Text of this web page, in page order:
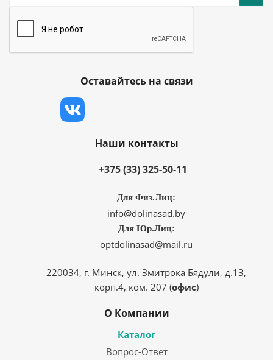
Оставайтесь на связи
Наши контакты
+375 (33) 325-50-11
Для Физ.Лиц:
info@dolinasad.by
Для Юр.Лиц:
optdolinasad@mail.ru
220034, г. Минск, ул. Змитрока Бядули, д.13,
корп.4, ком. 207 (офис)
О Компании
Каталог
Вопрос-Ответ